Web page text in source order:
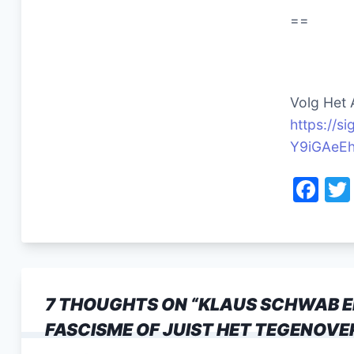
==
Volg Het
https://
F
c
b
o
o
7 THOUGHTS ON “KLAUS SCHWAB
FASCISME OF JUIST HET